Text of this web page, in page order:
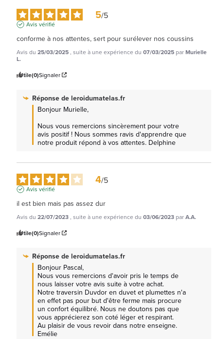
5/5
Avis vérifié
conforme à nos attentes, sert pour surélever nos coussins
Avis du 25/03/2025, suite à une expérience du 07/03/2025 parMurielle
L.
Utile(0)Signaler
Réponse de leroidumatelas.fr
Bonjour Murielle,
Nous vous remercions sincèrement pour votre
avis positif ! Nous sommes ravis d'apprendre que
notre produit répond à vos attentes. Delphine
4/5
Avis vérifié
il est bien mais pas assez dur
Avis du 22/07/2023, suite à une expérience du 03/06/2023 parA.A.
Utile(0)Signaler
Réponse de leroidumatelas.fr
Bonjour Pascal,
Nous vous remercions d'avoir pris le temps de
nous laisser votre avis suite à votre achat.
Notre traversin Duvdor en duvet et plumettes n'a
en effet pas pour but d'être ferme mais procure
un confort équilibré. Nous ne doutons pas que
vous apprécierez son coté léger et respirant.
Au plaisir de vous revoir dans notre enseigne.
Emélie